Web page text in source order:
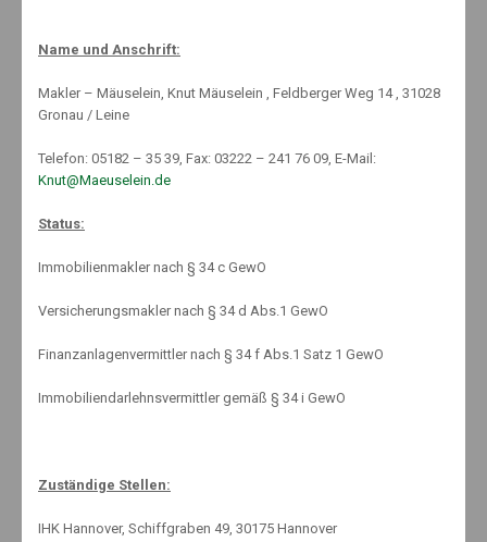
Nachhaltigkeit,News,priv. Rentenversicherung
Sterbegeldversicherung ,Uncategorized,Welcome
#FRAGDENKNUT
#SUPERDOLLWICHTIG
Name und Anschrift:
Makler – Mäuselein, Knut Mäuselein , Feldberger Weg 14 , 31028
Gronau / Leine
Telefon: 05182 – 35 39, Fax: 03222 – 241 76 09, E-Mail:
Knut@Maeuselein.de
Status:
Immobilienmakler nach § 34 c GewO
Versicherungsmakler nach § 34 d Abs.1 GewO
Finanzanlagenvermittler nach § 34 f Abs.1 Satz 1 GewO
Immobiliendarlehnsvermittler gemäß § 34 i GewO
Zuständige Stellen:
IHK Hannover, Schiffgraben 49, 30175 Hannover